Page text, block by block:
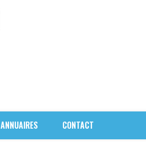
ANNUAIRES CONTACT